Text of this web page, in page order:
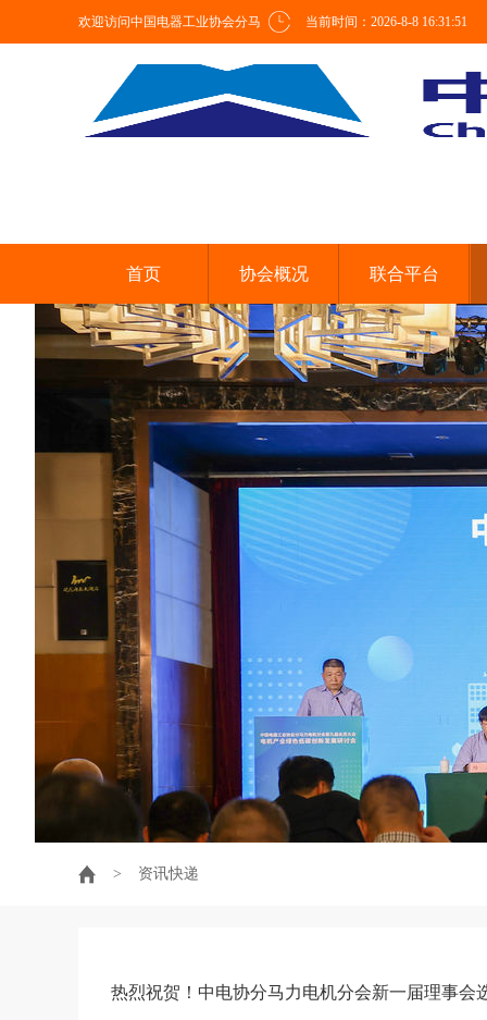
欢迎访问中国电器工业协会分马
力电机分会
当前时间： 2026-8-8 16:31:51
首页 协会概况 联合平台
> 资讯快递
热烈祝贺！中电协分马力电机分会新一届理事会